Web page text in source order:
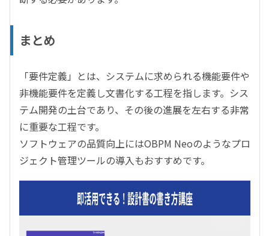
まとめ
「要件定義」とは、システムに求められる機能要件や
非機能要件を定義し文書化する工程を指します。シス
テム開発の土台であり、その後の進展を左右する非常
に重要な工程です。
ソフトウェアの品質向上にはOBPM Neoのようなプロ
ジェクト管理ツールの導入もおすすめです。